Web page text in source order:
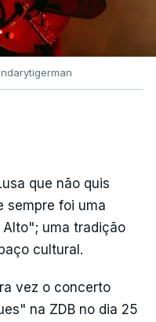
que não quis
sempre foi uma
Alto"; uma tradição
cultural.
vez o concerto
na ZDB no dia 25